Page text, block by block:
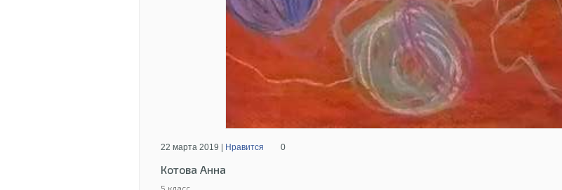
22 марта 2019 | Нравится 0
Котова Анна
5 класс